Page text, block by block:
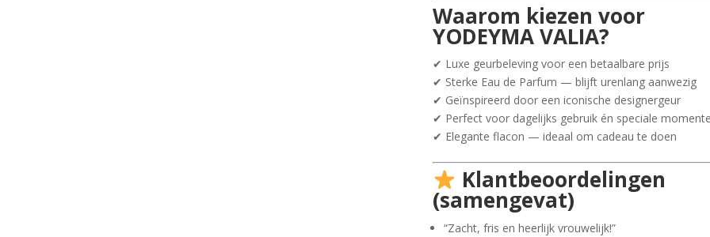
Waarom kiezen voor
YODEYMA VALIA?
✔ Luxe geurbeleving voor een betaalbare prijs
✔ Sterke Eau de Parfum — blijft urenlang aanwezig
✔ Geïnspireerd door een iconische designergeur
✔ Perfect voor dagelijks gebruik én speciale
✔ Elegante flacon — ideaal om cadeau te doen
Klantbeoordelingen
(samengevat)
“Zacht, fris en heerlijk vrouwelijk!”